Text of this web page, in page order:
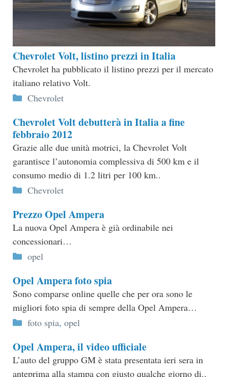
Chevrolet Volt, listino prezzi in Italia
Chevrolet ha pubblicato il listino prezzi per il mercato
italiano relativo Volt.
Categorie
Chevrolet
Chevrolet Volt debutterà in Italia a fine
febbraio 2012
Grazie alle due unità motrici, la Chevrolet Volt
garantisce l’autonomia complessiva di 500 km e il
consumo medio di 1.2 litri per 100 km..
Categorie
Chevrolet
Prezzo Opel Ampera
La nuova Opel Ampera è già ordinabile nei
concessionari…
Categorie
opel
Opel Ampera foto spia
Sono comparse online quelle che per ora sono le
migliori foto spia di sempre della Opel Ampera…
Categorie
foto spia, opel
Opel Ampera, il video ufficiale
L’auto del gruppo GM è stata presentata ieri sera in
anteprima alla stampa con giusto qualche giorno di..